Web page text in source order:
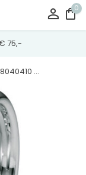
0
75,-
...